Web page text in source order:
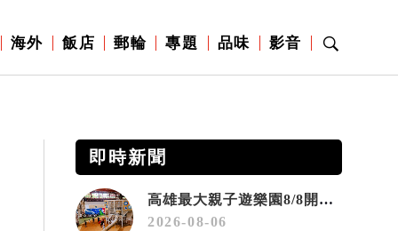
海外 飯店 郵輪 專題 品味 影音
即時新聞
高雄最大親子遊樂園8/8開幕！30項設施免費玩、YOYO家族嗨翻暑假
2026-08-06